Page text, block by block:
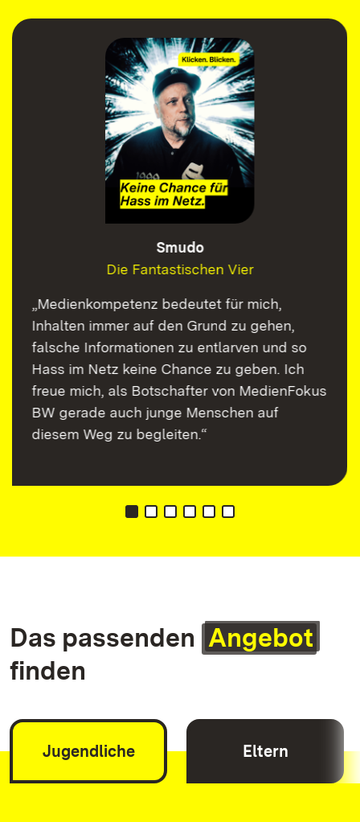
Smudo
Die Fantastischen Vier
„Medienkompetenz bedeutet für mich,
Inhalten immer auf den Grund zu gehen,
falsche Informationen zu entlarven und so
Hass im Netz keine Chance zu geben. Ich
freue mich, als Botschafter von MedienFokus
BW gerade auch junge Menschen auf
diesem Weg zu begleiten.“
Das passenden Angebot
finden
Jugendliche Eltern